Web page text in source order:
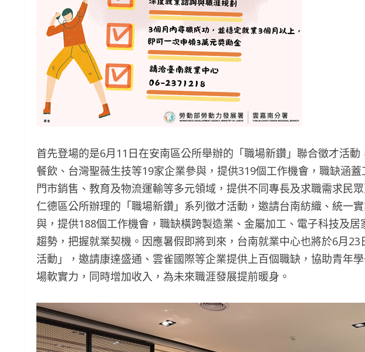
首先登場的是6月11日在安南區公所舉辦的「職場新鑽」聯合徵才活
餐飲、台灣聖薇生技等19家企業參與，提供319個工作機會，職缺涵
門市銷售、教育及物流運輸等多元領域，提供不同專長及求職需求民
仁德區公所辦理的「職場新鑽」系列徵才活動，邀請台南紡織、統一
與，提供188個工作機會，職缺橫跨製造業、金屬加工、電子科技及
趨勢，把握就業契機。因應暑假即將到來，台南就業中心也將於6月
活動」，邀請康達盛通、雲雀國際等企業提供上百個職缺，協助青年
場軟實力，同時增加收入，為未來職涯發展提前暖身。